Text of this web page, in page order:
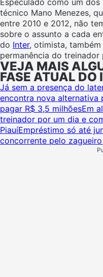
técnico Mano Menezes,
entre 2010 e 2012, não
sobre o assunto a cada
do Inter, otimista,
permanência do treinador
VEJA MAIS
FASE ATUAL DO
Já sem a presença do
encontra nova alternativa
pagar R$ 3,5 milhõesEm
treinador por um dia e
PiauíEmpréstimo só até
concorrente pelo